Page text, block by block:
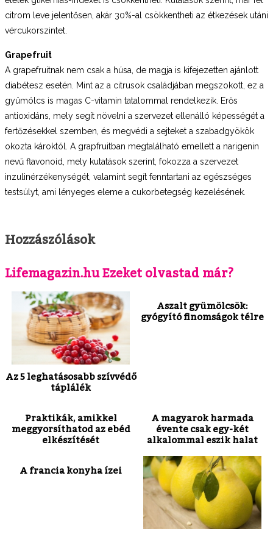
citrom leve jelentősen, akár 30%-al csökkentheti az étkezések utáni
vércukorszintet.
Grapefruit
A grapefruitnak nem csak a húsa, de magja is kifejezetten ajánlott
diabétesz esetén. Mint az a citrusok családjában megszokott, ez a
gyümölcs is magas C-vitamin tatalommal rendelkezik. Erős
antioxidáns, mely segít növelni a szervezet ellenálló képességét a
fertőzésekkel szemben, és megvédi a sejteket a szabadgyökök
okozta károktól. A grapfruitban megtalálható emellett a narigenin
nevű flavonoid, mely kutatások szerint, fokozza a szervezet
inzulinérzékenységét, valamint segít fenntartani az egészséges
testsúlyt, ami lényeges eleme a cukorbetegség kezelésének.
Hozzászólások
Lifemagazin.hu Ezeket olvastad már?
Az 5 leghatásosabb szívvédő
táplálék
Aszalt gyümölcsök:
gyógyító finomságok télre
Praktikák, amikkel
meggyorsíthatod az ebéd
elkészítését
A magyarok harmada
évente csak egy-két
alkalommal eszik halat
A francia konyha ízei